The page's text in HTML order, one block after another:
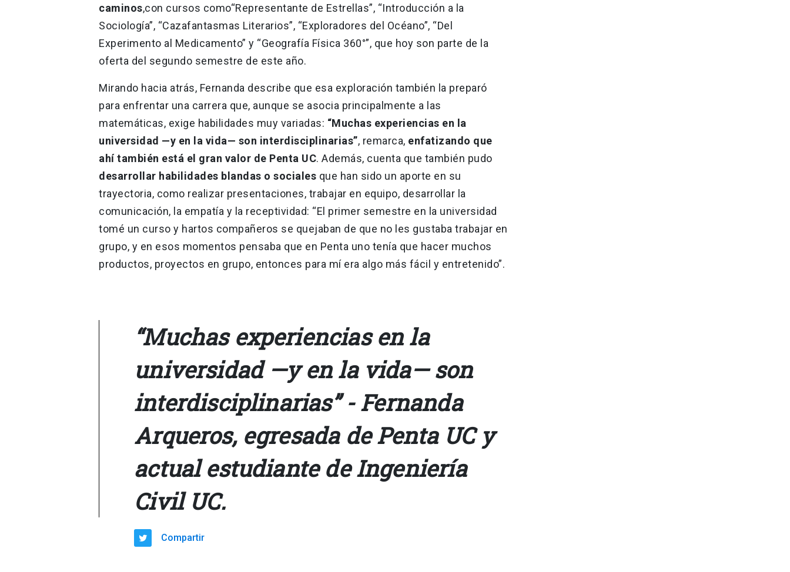
caminos,con cursos como“Representante de Estrellas”, “Introducción a la
Sociología”, “Cazafantasmas Literarios”, “Exploradores del Océano”, “Del
Experimento al Medicamento” y “Geografía Física 360°”, que hoy son parte de la
oferta del segundo semestre de este año.
Mirando hacia atrás, Fernanda describe que esa exploración también la preparó
para enfrentar una carrera que, aunque se asocia principalmente a las
matemáticas, exige habilidades muy variadas: “Muchas experiencias en la
universidad —y en la vida— son interdisciplinarias”, remarca, enfatizando que
ahí también está el gran valor de Penta UC. Además, cuenta que también pudo
desarrollar habilidades blandas o sociales que han sido un aporte en su
trayectoria, como realizar presentaciones, trabajar en equipo, desarrollar la
comunicación, la empatía y la receptividad: “El primer semestre en la universidad
tomé un curso y hartos compañeros se quejaban de que no les gustaba trabajar en
grupo, y en esos momentos pensaba que en Penta uno tenía que hacer muchos
productos, proyectos en grupo, entonces para mí era algo más fácil y entretenido”.
“Muchas experiencias en la
universidad —y en la vida— son
interdisciplinarias” - Fernanda
Arqueros, egresada de Penta UC y
actual estudiante de Ingeniería
Civil UC.
Compartir